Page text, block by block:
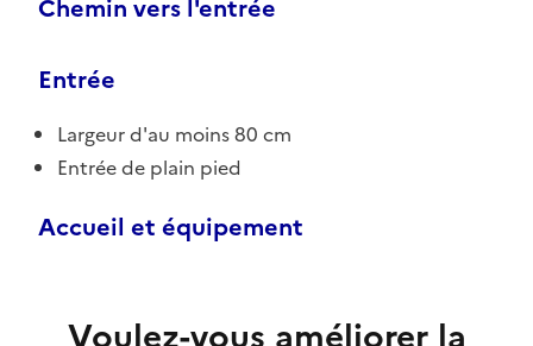
Chemin vers l'entrée
Entrée
Largeur d'au moins 80 cm
Entrée de plain pied
Accueil et équipement
Voulez-vous améliorer la